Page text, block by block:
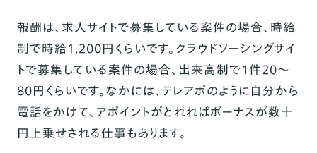
報酬は、求人サイトで募集している案件の場合、時給
制で時給1,200円くらいです。クラウドソーシングサイ
トで募集している案件の場合、出来高制で1件20～
80円くらいです。なかには、テレアポのように自分から
電話をかけて、アポイントがとれればボーナスが数十
円上乗せされる仕事もあります。